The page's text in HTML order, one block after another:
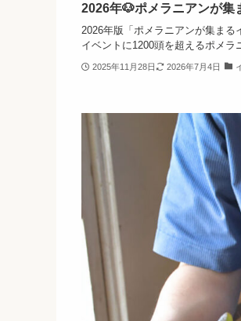
2026年🐶ポメラニアンが集
2026年版「ポメラニアンが集ま
イベントに1200頭を超えるポメラ
2025年11月28日 2026年7月4日